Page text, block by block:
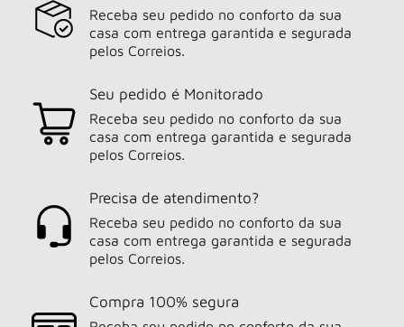
Receba seu pedido no conforto da sua
casa com entrega garantida e segurada
pelos Correios.
Seu pedido é Monitorado
Receba seu pedido no conforto da sua
casa com entrega garantida e segurada
pelos Correios.
Precisa de atendimento?
Receba seu pedido no conforto da sua
casa com entrega garantida e segurada
pelos Correios.
Compra 100% segura